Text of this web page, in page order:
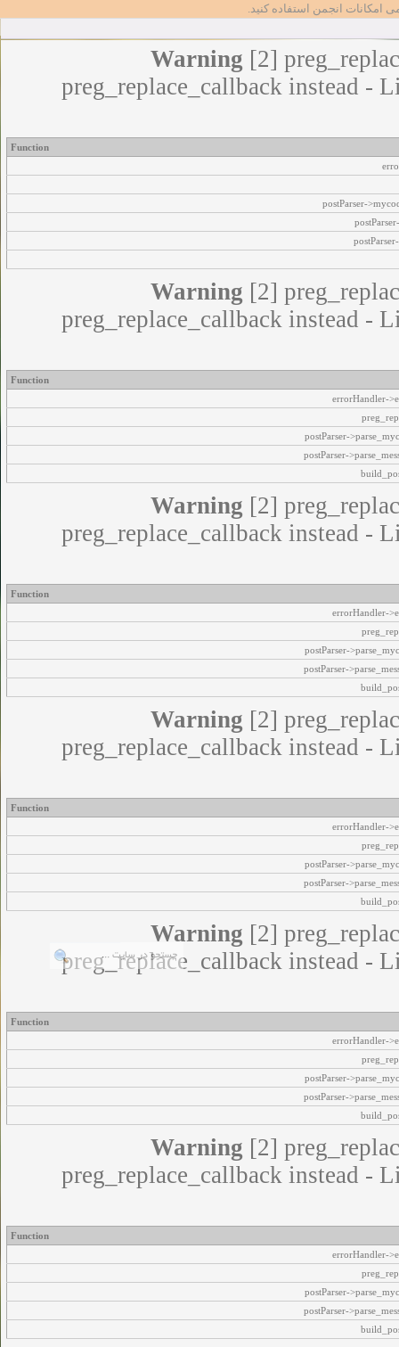
امکانات انجمن استفاده کنید.
Warning [2]
preg_replace_callback instead -
Function
postParser-
Warning [2]
preg_replace_callback instead -
Function
errorHandler-
postParser-
postParser-
Warning [2]
preg_replace_callback instead -
Function
errorHandler-
postParser-
postParser-
Warning [2]
preg_replace_callback instead -
Function
errorHandler-
postParser-
postParser-
Warning [2]
preg_replace_callback instead -
Function
errorHandler-
postParser-
postParser-
Warning [2]
preg_replace_callback instead -
Function
errorHandler-
postParser-
postParser-